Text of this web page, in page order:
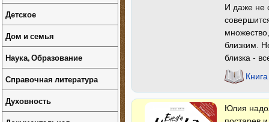
И даже не
близким.
близка -
Юлия
Детское
Дом и семья
Наука, Образование
Справочная литература
Духовность